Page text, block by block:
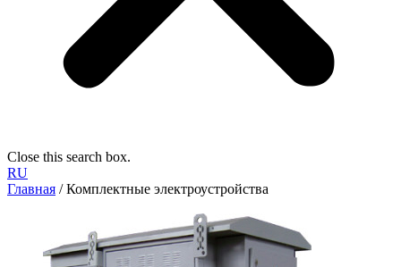
Close this search box.
RU
Главная / Комплектные электроустройства